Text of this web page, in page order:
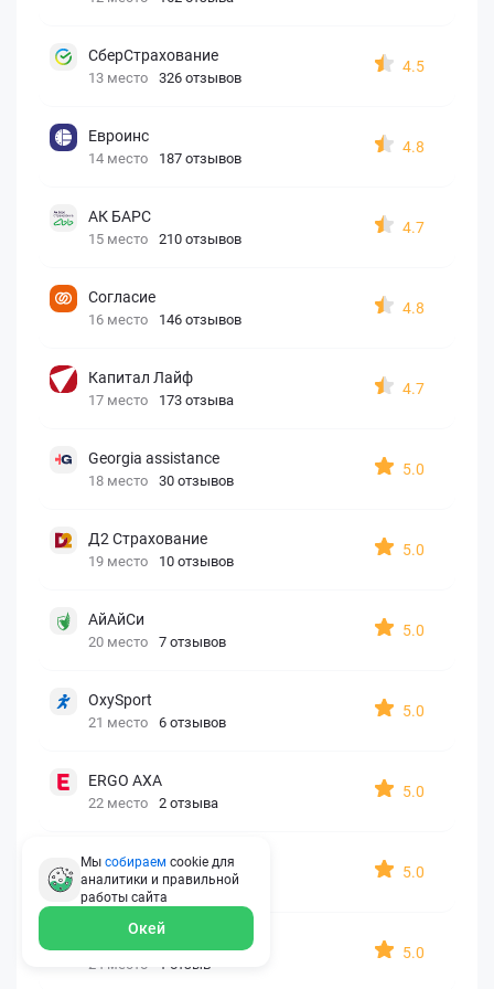
СберСтрахование
13 место 326 отзывов
4.5
Евроинс
14 место 187 отзывов
4.8
АК БАРС
15 место 210 отзывов
4.7
Согласие
16 место 146 отзывов
4.8
Капитал Лайф
17 место 173 отзыва
4.7
Georgia assistance
18 место 30 отзывов
5.0
Д2 Страхование
19 место 10 отзывов
5.0
АйАйСи
20 место 7 отзывов
5.0
OxySport
21 место 6 отзывов
5.0
ERGO AXA
22 место 2 отзыва
5.0
Oxy Travel Premium
23 место 1 отзыв
5.0
24 место 1 отзыв
5.0
Мы собираем cookie для
аналитики и правильной
работы сайта
Окей